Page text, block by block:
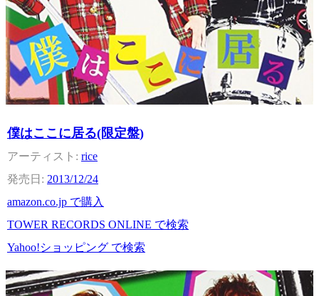
僕はここに居る(限定盤)
rice
2013/12/24
amazon.co.jp で購入
TOWER RECORDS ONLINE で検索
Yahoo!ショッピング で検索